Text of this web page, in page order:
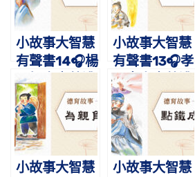
小故事大智慧
有聲書14🎧楊
震拒金｜蔡禮
旭老師講故事
小故事大智慧
有聲書13🎧孝
子李忠｜蔡禮
旭老師講故事
小故事大智慧
小故事大智慧